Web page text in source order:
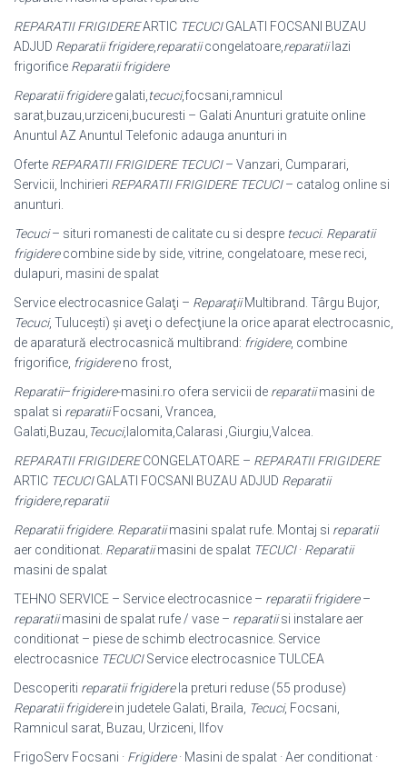
REPARATII FRIGIDEREARTIC TECUCIGALATI FOCSANI BUZAU
ADJUD Reparatii frigidere,reparatiicongelatoare,reparatiilazi
frigorifice Reparatii frigidere
Reparatii frigideregalati,tecuci,focsani,ramnicul
sarat,buzau,urziceni,bucuresti – Galati Anunturi gratuite online
Anuntul AZ Anuntul Telefonic adauga anunturi in
Oferte REPARATII FRIGIDERE TECUCI– Vanzari, Cumparari,
Servicii, Inchirieri REPARATII FRIGIDERE TECUCI– catalog online si
anunturi.
Tecuci– situri romanesti de calitate cu si despre tecuci. Reparatii
frigiderecombine side by side, vitrine, congelatoare, mese reci,
dulapuri, masini de spalat
Service electrocasnice Galaţi – ReparaţiiMultibrand. Târgu Bujor,
Tecuci, Tuluceşti) şi aveţi o defecţiune la orice aparat electrocasnic,
de aparatură electrocasnică multibrand: frigidere, combine
frigorifice, frigidereno frost,
Reparatii–frigidere-masini.ro ofera servicii de reparatiimasini de
spalat si reparatiiFocsani, Vrancea,
Galati,Buzau,Tecuci,Ialomita,Calarasi ,Giurgiu,Valcea.
REPARATII FRIGIDERECONGELATOARE – REPARATII FRIGIDERE
ARTIC TECUCIGALATI FOCSANI BUZAU ADJUD Reparatii
frigidere,reparatii
Reparatii frigidere. Reparatiimasini spalat rufe. Montaj si reparatii
aer conditionat. Reparatiimasini de spalat TECUCI· Reparatii
masini de spalat
TEHNO SERVICE – Service electrocasnice – reparatii frigidere–
reparatiimasini de spalat rufe / vase – reparatiisi instalare aer
conditionat – piese de schimb electrocasnice. Service
electrocasnice TECUCIService electrocasnice TULCEA
Descoperiti reparatii frigiderela preturi reduse (55 produse)
Reparatii frigiderein judetele Galati, Braila, Tecuci, Focsani,
Ramnicul sarat, Buzau, Urziceni, Ilfov
FrigoServ Focsani · Frigidere· Masini de spalat · Aer conditionat ·